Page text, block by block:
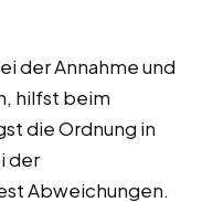
der Annahme und
hilfst beim
die Ordnung in
der
Abweichungen.